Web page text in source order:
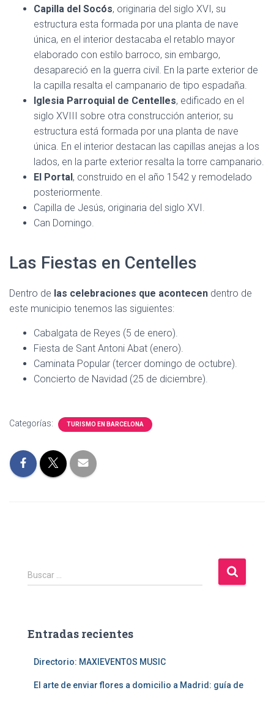
Capilla del Socós, originaria del siglo XVI, su
estructura esta formada por una planta de nave
única, en el interior destacaba el retablo mayor
elaborado con estilo barroco, sin embargo,
desapareció en la guerra civil. En la parte exterior de
la capilla resalta el campanario de tipo espadaña.
Iglesia Parroquial de Centelles, edificado en el
siglo XVIII sobre otra construcción anterior, su
estructura está formada por una planta de nave
única. En el interior destacan las capillas anejas a los
lados, en la parte exterior resalta la torre campanario.
El Portal, construido en el año 1542 y remodelado
posteriormente.
Capilla de Jesús, originaria del siglo XVI.
Can Domingo.
Las Fiestas en Centelles
Dentro de las celebraciones que acontecen dentro de
este municipio tenemos las siguientes:
Cabalgata de Reyes (5 de enero).
Fiesta de Sant Antoni Abat (enero).
Caminata Popular (tercer domingo de octubre).
Concierto de Navidad (25 de diciembre).
Categorías: TURISMO EN BARCELONA
B
u
r
Buscar …
Entradas recientes
Directorio: MAXIEVENTOS MUSIC
El arte de enviar flores a domicilio a Madrid: guía de